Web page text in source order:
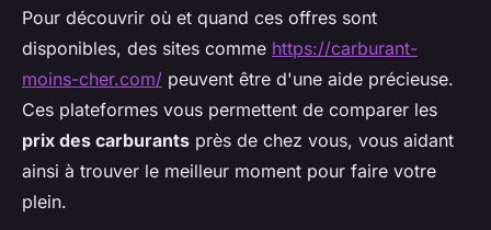
Pour découvrir où et quand ces offres sont
disponibles, des sites comme https://carburant-
moins-cher.com/ peuvent être d'une aide précieuse.
Ces plateformes vous permettent de comparer les
prix des carburants près de chez vous, vous aidant
ainsi à trouver le meilleur moment pour faire votre
plein.